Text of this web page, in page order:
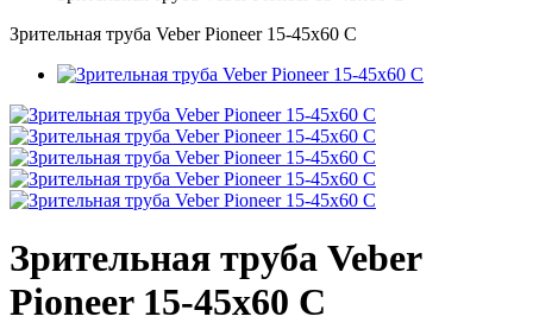
Зрительная труба Veber Pioneer 15-45x60 C
Зрительная труба Veber
Pioneer 15-45x60 C